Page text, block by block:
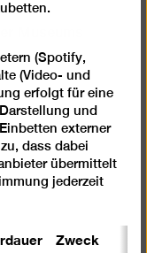
Museums
wurde
(Spotify,
(Video- und
erfolgt für eine
und
externer
dass dabei
übermittelt
jederzeit
Zweck